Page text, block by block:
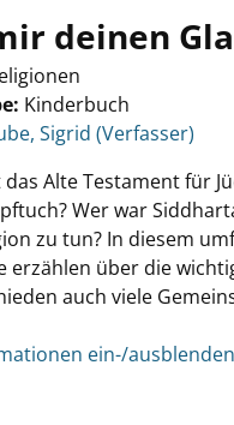
deinen
Kinderbuch
nach diesem Verfasser
Sigrid (Verfasser)
Alte Testament für
Wer war
zu tun? In diesem
erzählen über die
auch viele
ein-/ausblenden